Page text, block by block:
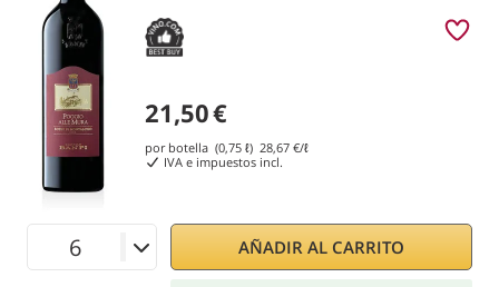
21,50€
por botella (0,75 ℓ) 28,67 €/ℓ
IVA e impuestos incl.
AÑADIR AL CARRITO